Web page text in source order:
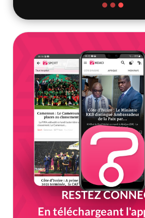
RESTEZ
En téléchargeant